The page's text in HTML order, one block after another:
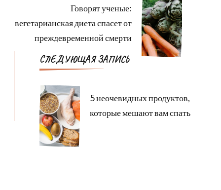
Говорят ученые:
вегетарианская диета спасет от
преждевременной смерти
СЛЕДУЮЩАЯ ЗАПИСЬ
5 неочевидных продуктов,
которые мешают вам спать